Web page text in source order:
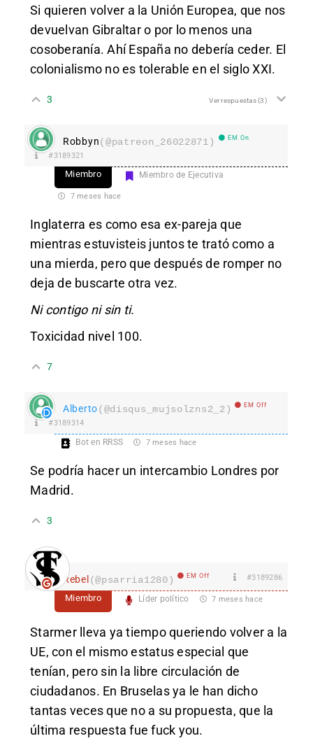
Si quieren volver a la Unión Europea, que nos
devuelvan Gibraltar o por lo menos una
cosoberanía. Ahí España no debería ceder. El
colonialismo no es tolerable en el siglo XXI.
3 Ver respuestas(3)
Robbyn(@patreon_26022871) EM On
#3189321
Miembro Miembro de Ejecutiva
7 meses hace
Inglaterra es como esa ex-pareja que
mientras estuvisteis juntos te trató como a
una mierda, pero que después de romper no
deja de buscarte otra vez.
Ni contigo ni sin ti.
Toxicidad nivel 100.
7
Alberto(@disqus_mujsolzns2_2) EM Off
#3189314
Bot en RRSS 7 meses hace
Se podría hacer un intercambio Londres por
Madrid.
3
Rebel(@psarria1280) EM Off #3189286
Miembro Líder político 7 meses hace
Starmer lleva ya tiempo queriendo volver a la
UE, con el mismo estatus especial que
tenían, pero sin la libre circulación de
ciudadanos. En Bruselas ya le han dicho
tantas veces que no a su propuesta, que la
última respuesta fue fuck you.